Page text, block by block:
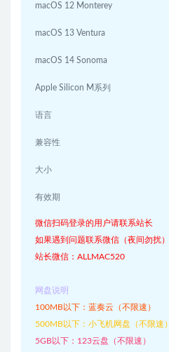
macOS 12 Monterey
macOS 13 Ventura
macOS 14 Sonoma
Apple Silicon M系列
语言
兼容性
大小
有效期
微信扫码登录的用户请联系站长
如果遇到问题联系微信（夜间勿扰）
站长微信：ALLMAC520
网盘说明
100MB以下：蓝奏云（不限速）
500MB以下：小飞机网盘（不限速）
5GB以下：123云盘（不限速）